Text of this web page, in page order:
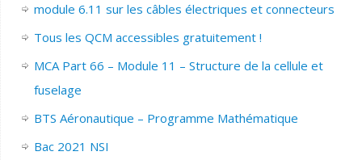
module 6.11 sur les câbles électriques et connecteurs
Tous les QCM accessibles gratuitement !
MCA Part 66 – Module 11 – Structure de la cellule et
fuselage
BTS Aéronautique – Programme Mathématique
Bac 2021 NSI